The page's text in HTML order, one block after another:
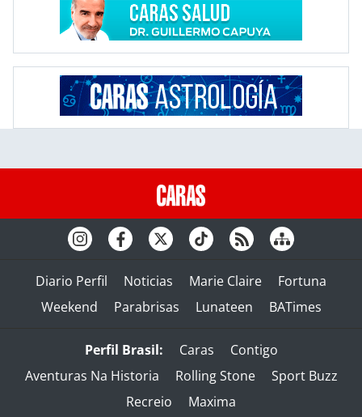
Diario Perfil Noticias Marie Claire
Fortuna
Weekend
Parabrisas Lunateen BATimes
Perfil Brasil: Caras
Contigo
Aventuras Na Historia
Rolling Stone
Sport Buzz
Recreio
Maxima